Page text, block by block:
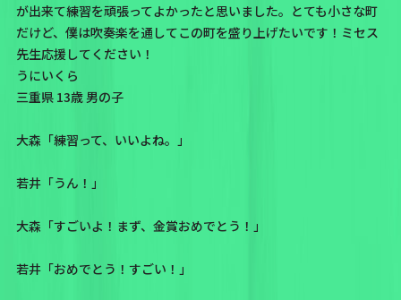
が出来て練習を頑張ってよかったと思いました。とても小さな町
だけど、僕は吹奏楽を通してこの町を盛り上げたいです！ミセス
先生応援してください！
うにいくら
三重県 13歳 男の子
大森「練習って、いいよね。」
若井「うん！」
大森「すごいよ！まず、金賞おめでとう！」
若井「おめでとう！すごい！」